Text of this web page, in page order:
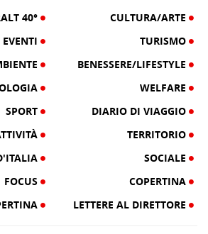
40°
CULTURA/ARTE
EVENTI
TURISMO
BENESSERE/LIFESTYLE
WELFARE
SPORT
DIARIO DI VIAGGIO
TERRITORIO
SOCIALE
FOCUS
COPERTINA
LETTERE AL DIRETTORE